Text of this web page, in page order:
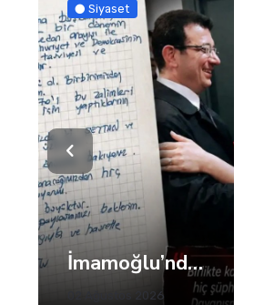
Güncel
Patiye Sığınan İnsan
02 Ağustos 2026